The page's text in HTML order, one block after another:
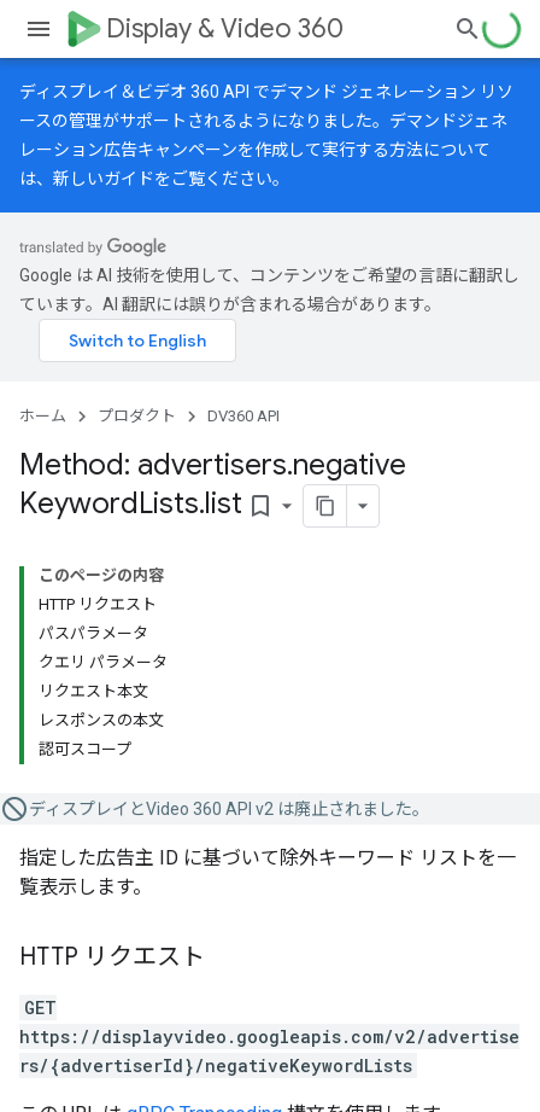
Display & Video 360
ディスプレイ＆ビデオ 360 API でデマンド ジェネレーション リソ
ースの管理がサポートされるようになりました。デマンドジェネ
レーション広告キャンペーンを作成して実行する方法について
は、 新しいガイドをご覧ください。
Google は AI 技術を使用して、コンテンツをご希望の言語に翻訳し
ています。AI 翻訳には誤りが含まれる場合があります。
ホーム プロダクト DV360 API
Method: advertisers.negative
KeywordLists.list bookmark_border
このページの内容
HTTP リクエスト
パスパラメータ
クエリ パラメータ
リクエスト本文
レスポンスの本文
認可スコープ
ディスプレイとVideo 360 API v2 は廃止されました。
指定した広告主 ID に基づいて除外キーワード リストを一
覧表示します。
HTTP リクエスト
GET
https://displayvideo.googleapis.com/v2/advertise
rs/{advertiserId}/negativeKeywordLists